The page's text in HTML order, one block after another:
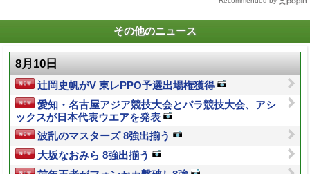
その他のニュース
8月10日
辻岡史帆がV 東レPPO予選出場権獲得
愛知・名古屋アジア競技大会とパラ競技大会、アシ
ックスが日本代表ウエアを発表
波乱のマスターズ 8強出揃う
大坂なおみら 8強出揃う